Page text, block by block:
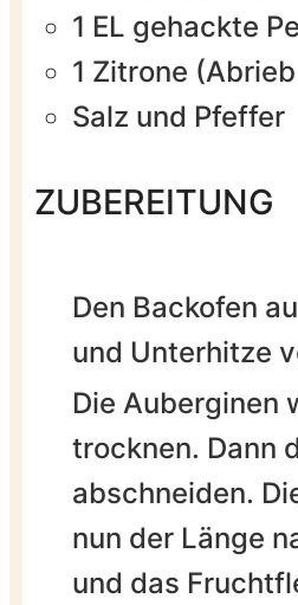
1 EL gehackte
1 Zitrone
Salz und Pfeffer
ZUBEREITUNG
Den Backofen
und Unterhitze
Die Auberginen
trocknen. Dann
abschneiden.
nun der Länge
und das